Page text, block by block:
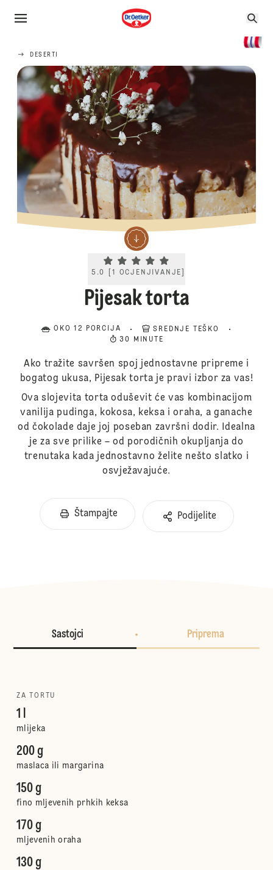
DESERTI
Current rating 5.0. Click to rate.
5.0 [1 OCJENJIVANJE
Pijesak torta
OKO 12 PORCIJA
SREDNJE TEŠKO
30 MINUTE
Ako tražite savršen spoj jednostavne pripreme i
bogatog ukusa, Pijesak torta je pravi izbor za vas!
Ova slojevita torta oduševit će vas kombinacijom
vanilija pudinga, kokosa, keksa i oraha, a ganache
od čokolade daje joj poseban završni dodir. Idealna
je za sve prilike – od porodičnih okupljanja do
trenutaka kada jednostavno želite nešto slatko i
osvježavajuće.
Štampajte Podijelite
Sastojci Priprema
ZA TORTU
1 l
mlijeka
200 g
maslaca ili margarina
150 g
fino mljevenih prhkih keksa
170 g
mljevenih oraha
130 g